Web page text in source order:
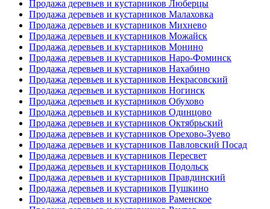
Продажа деревьев и кустарников Люберцы
Продажа деревьев и кустарников Малаховка
Продажа деревьев и кустарников Михнево
Продажа деревьев и кустарников Можайск
Продажа деревьев и кустарников Монино
Продажа деревьев и кустарников Наро-Фоминск
Продажа деревьев и кустарников Нахабино
Продажа деревьев и кустарников Некрасовский
Продажа деревьев и кустарников Ногинск
Продажа деревьев и кустарников Обухово
Продажа деревьев и кустарников Одинцово
Продажа деревьев и кустарников Октябрьский
Продажа деревьев и кустарников Орехово-Зуево
Продажа деревьев и кустарников Павловский Посад
Продажа деревьев и кустарников Пересвет
Продажа деревьев и кустарников Подольск
Продажа деревьев и кустарников Правдинский
Продажа деревьев и кустарников Пушкино
Продажа деревьев и кустарников Раменское